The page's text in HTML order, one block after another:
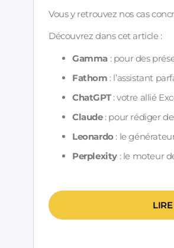
Vous y retrouvez nos cas
Découvrez dans cet article :
Gamma : pour des
Fathom : l’assistant
ChatGPT: votre allié
Claude: pour rédiger
Leonardo: le
Perplexity : le moteur